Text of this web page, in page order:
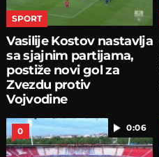
SPORT
Vasilije Kostov nastavlja
sa sjajnim partijama,
postiže novi gol za
Zvezdu protiv
Vojvodine
0:06
0